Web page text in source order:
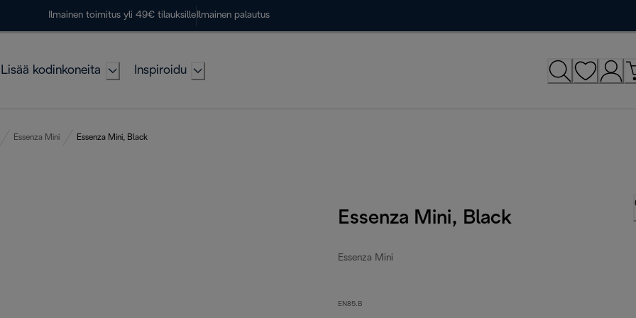
Ilmainen toimitus yli 49€ tilauksille Ilmainen palautus
Lisää kodinkoneita Inspiroidu
Essenza Mini Essenza Mini, Black
Essenza Mini, Black
Essenza Mini
EN85.B